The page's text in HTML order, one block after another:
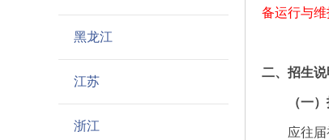
黑龙江
江苏
浙江
备运行与
二、招生说
（一
应往届初